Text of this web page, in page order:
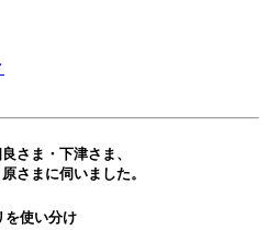
さま・下津さま、
さまに伺いました。
を使い分け